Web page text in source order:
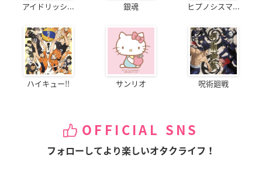
アイドリッシ... 銀魂 ヒプノシスマ...
ハイキュー!! サンリオ 呪術廻戦
OFFICIAL SNS
フォローしてより楽しいオタクライフ！